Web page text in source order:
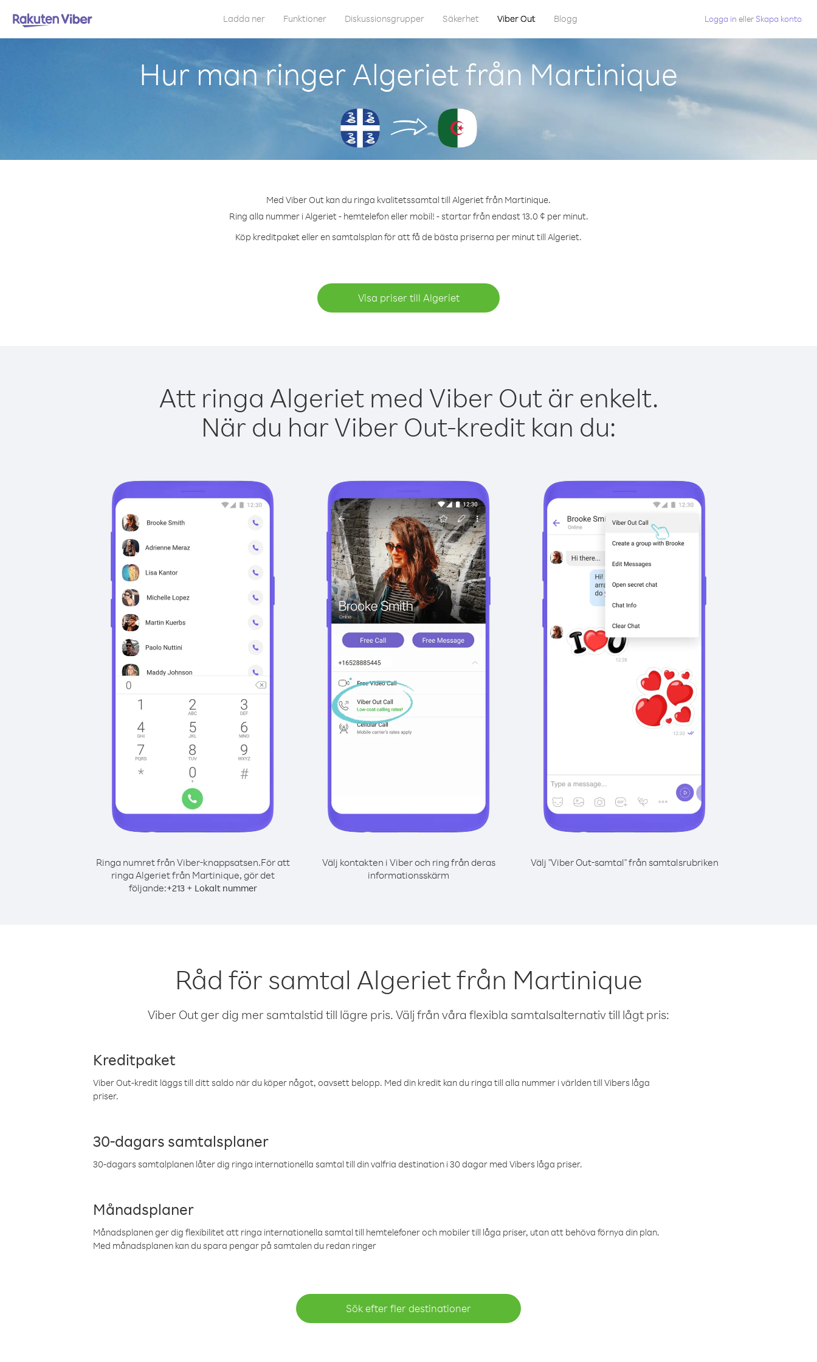
Ladda ner Funktioner Diskussionsgrupper Säkerhet Viber Out Blogg Logga in eller Skapa konto
Hur man ringer Algeriet från Martinique
Med Viber Out kan du ringa kvalitetssamtal till Algeriet från Martinique.
Ring alla nummer i Algeriet - hemtelefon eller mobil! - startar från endast 13.0 ¢ per minut.
Köp kreditpaket eller en samtalsplan för att få de bästa priserna per minut till Algeriet.
Visa priser till Algeriet
Att ringa Algeriet med Viber Out är enkelt.
När du har Viber Out-kredit kan du:
Ringa numret från Viber-knappsatsen.För att
ringa Algeriet från Martinique, gör det
följande:+213+ Lokalt nummer
Välj kontakten i Viber och ring från deras
informationsskärm
Välj "Viber Out-samtal" från samtalsrubriken
Råd för samtal Algeriet från Martinique
Viber Out ger dig mer samtalstid till lägre pris. Välj från våra flexibla samtalsalternativ till lågt pris:
Kreditpaket
Viber Out-kredit läggs till ditt saldo när du köper något, oavsett belopp. Med din kredit kan du ringa till alla nummer i världen till Vibers låga
priser.
30-dagars samtalsplaner
30-dagars samtalplanen låter dig ringa internationella samtal till din valfria destination i 30 dagar med Vibers låga priser.
Månadsplaner
Månadsplanen ger dig flexibilitet att ringa internationella samtal till hemtelefoner och mobiler till låga priser, utan att behöva förnya din plan.
Med månadsplanen kan du spara pengar på samtalen du redan ringer
Sök efter fler destinationer